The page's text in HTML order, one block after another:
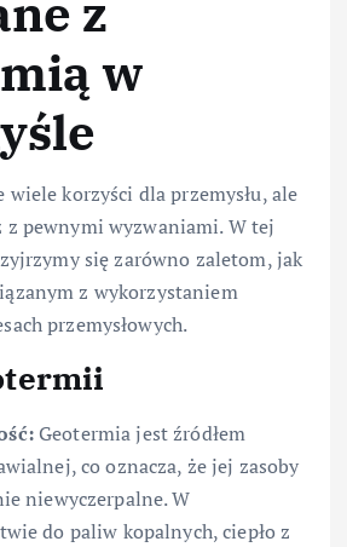
z
w
wiele korzyści dla przemysłu, ale
z pewnymi wyzwaniami. W tej
się zarówno zaletom, jak
z wykorzystaniem
przemysłowych.
Geotermia jest źródłem
co oznacza, że jej zasoby
niewyczerpalne. W
do paliw kopalnych, ciepło z